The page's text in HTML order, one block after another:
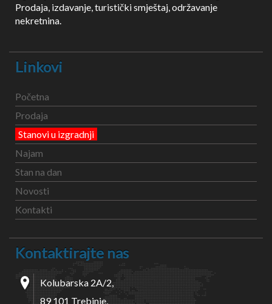
Prodaja, izdavanje, turistički smještaj, održavanje
nekretnina.
Linkovi
Početna
Prodaja
Stanovi u izgradnji
Najam
Stan na dan
Novosti
Kontakti
Kontaktirajte nas
Kolubarska 2A/2,
89 101 Trebinje,